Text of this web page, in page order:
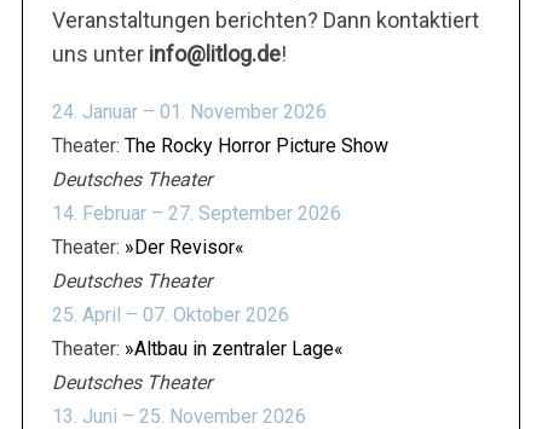
Veranstaltungen berichten? Dann kontaktiert
uns unter info@litlog.de!
24. Januar – 01. November 2026
Theater: The Rocky Horror Picture Show
Deutsches Theater
14. Februar – 27. September 2026
Theater: »Der Revisor«
Deutsches Theater
25. April – 07. Oktober 2026
Theater: »Altbau in zentraler Lage«
Deutsches Theater
13. Juni – 25. November 2026